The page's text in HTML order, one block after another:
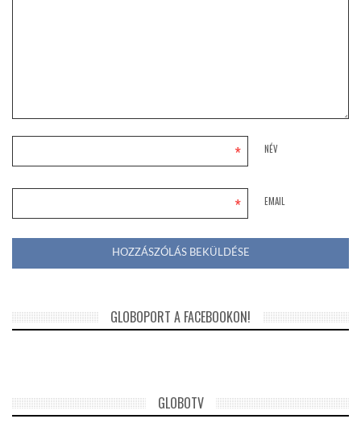
NÉV
*
EMAIL
*
GLOBOPORT A FACEBOOKON!
GLOBOTV